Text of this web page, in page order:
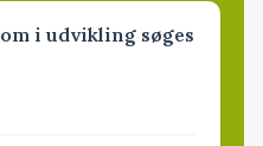
i udvikling søges